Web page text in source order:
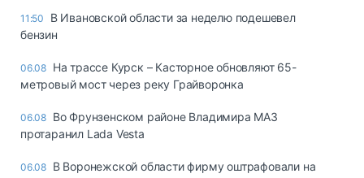
11:50
В Ивановской области за неделю подешевел
бензин
06.08 На трассе Курск – Касторное обновляют 65-
метровый мост через реку Грайворонка
06.08 Во Фрунзенском районе Владимира МАЗ
протаранил Lada Vesta
06.08 В Воронежской области фирму оштрафовали на